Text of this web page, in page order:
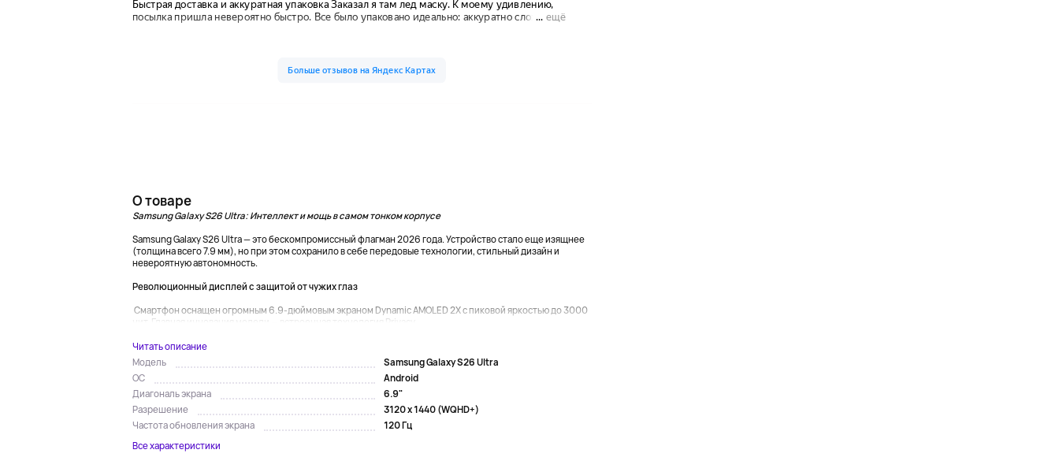
О товаре
Samsung Galaxy S26 Ultra: Интеллект и мощь в самом тонком корпусе
Samsung Galaxy S26 Ultra — это бескомпромиссный флагман 2026 года. Устройство стало еще изящнее
(толщина всего 7.9 мм), но при этом сохранило в себе передовые технологии, стильный дизайн и
невероятную автономность.
Революционный дисплей с защитой от чужих глаз
Смартфон оснащен огромным 6.9-дюймовым экраном Dynamic AMOLED 2X с пиковой яркостью до 3000
нит. Главная инновация модели — встроенная технология Privacy...
Читать описание
Модель
Samsung Galaxy S26 Ultra
ОС
Android
Диагональ экрана
6.9"
Разрешение
3120 x 1440 (WQHD+)
Частота обновления экрана
120 Гц
Все характеристики